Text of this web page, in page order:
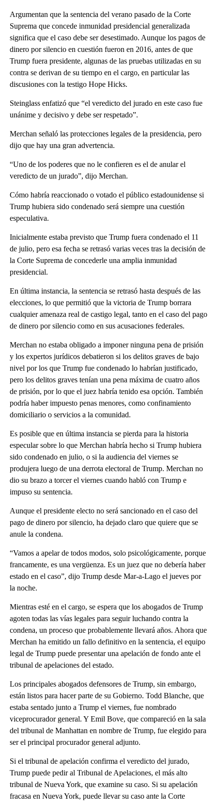
Argumentan que la sentencia del verano pasado de la Corte
Suprema que concede inmunidad presidencial generalizada
significa que el caso debe ser desestimado. Aunque los pagos de
dinero por silencio en cuestión fueron en 2016, antes de que
Trump fuera presidente, algunas de las pruebas utilizadas en su
contra se derivan de su tiempo en el cargo, en particular las
discusiones con la testigo Hope Hicks.
Steinglass enfatizó que “el veredicto del jurado en este caso fue
unánime y decisivo y debe ser respetado”.
Merchan señaló las protecciones legales de la presidencia, pero
dijo que hay una gran advertencia.
“Uno de los poderes que no le confieren es el de anular el
veredicto de un jurado”, dijo Merchan.
Cómo habría reaccionado o votado el público estadounidense si
Trump hubiera sido condenado será siempre una cuestión
especulativa.
Inicialmente estaba previsto que Trump fuera condenado el 11
de julio, pero esa fecha se retrasó varias veces tras la decisión de
la Corte Suprema de concederle una amplia inmunidad
presidencial.
En última instancia, la sentencia se retrasó hasta después de las
elecciones, lo que permitió que la victoria de Trump borrara
cualquier amenaza real de castigo legal, tanto en el caso del pago
de dinero por silencio como en sus acusaciones federales.
Merchan no estaba obligado a imponer ninguna pena de prisión
y los expertos jurídicos debatieron si los delitos graves de bajo
nivel por los que Trump fue condenado lo habrían justificado,
pero los delitos graves tenían una pena máxima de cuatro años
de prisión, por lo que el juez habría tenido esa opción. También
podría haber impuesto penas menores, como confinamiento
domiciliario o servicios a la comunidad.
Es posible que en última instancia se pierda para la historia
especular sobre lo que Merchan habría hecho si Trump hubiera
sido condenado en julio, o si la audiencia del viernes se
produjera luego de una derrota electoral de Trump. Merchan no
dio su brazo a torcer el viernes cuando habló con Trump e
impuso su sentencia.
Aunque el presidente electo no será sancionado en el caso del
pago de dinero por silencio, ha dejado claro que quiere que se
anule la condena.
“Vamos a apelar de todos modos, solo psicológicamente, porque
francamente, es una vergüenza. Es un juez que no debería haber
estado en el caso”, dijo Trump desde Mar-a-Lago el jueves por
la noche.
Mientras esté en el cargo, se espera que los abogados de Trump
agoten todas las vías legales para seguir luchando contra la
condena, un proceso que probablemente llevará años. Ahora que
Merchan ha emitido un fallo definitivo en la sentencia, el equipo
legal de Trump puede presentar una apelación de fondo ante el
tribunal de apelaciones del estado.
Los principales abogados defensores de Trump, sin embargo,
están listos para hacer parte de su Gobierno. Todd Blanche, que
estaba sentado junto a Trump el viernes, fue nombrado
viceprocurador general. Y Emil Bove, que compareció en la sala
del tribunal de Manhattan en nombre de Trump, fue elegido para
ser el principal procurador general adjunto.
Si el tribunal de apelación confirma el veredicto del jurado,
Trump puede pedir al Tribunal de Apelaciones, el más alto
tribunal de Nueva York, que examine su caso. Si su apelación
fracasa en Nueva York, puede llevar su caso ante la Corte